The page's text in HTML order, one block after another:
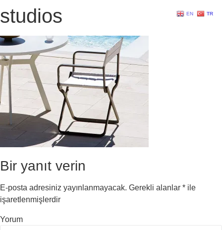
studios
Bir yanıt verin
E-posta adresiniz yayınlanmayacak. Gerekli alanlar * ile
işaretlenmişlerdir
Yorum
EN TR